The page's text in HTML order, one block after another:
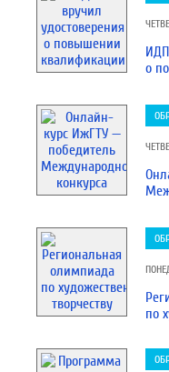
о
по